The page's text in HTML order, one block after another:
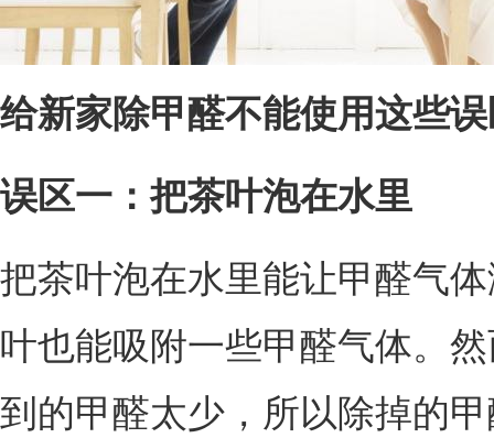
给新家除甲醛不能使用这些
误区一：把茶叶泡在水里
把茶叶泡在水里能让甲醛气
叶也能吸附一些甲醛气体。
到的甲醛太少，所以除掉的